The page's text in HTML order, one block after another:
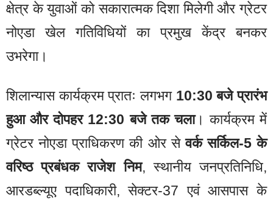
क्षेत्र के युवाओं को सकारात्मक दिशा मिलेगी और ग्रेटर
नोएडा खेल गतिविधियों का प्रमुख केंद्र बनकर
उभरेगा।
शिलान्यास कार्यक्रम प्रातः लगभग 10:30 बजे प्रारंभ
हुआ और दोपहर 12:30 बजे तक चला। कार्यक्रम में
ग्रेटर नोएडा प्राधिकरण की ओर सेवर्क सर्किल-5 के
वरिष्ठ प्रबंधक राजेश निम, स्थानीय जनप्रतिनिधि,
आरडब्ल्यूए पदाधिकारी, सेक्टर-37 एवं आसपास के